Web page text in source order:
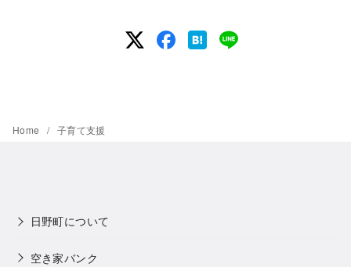
Home 子育て支援
日野町について
空き家バンク